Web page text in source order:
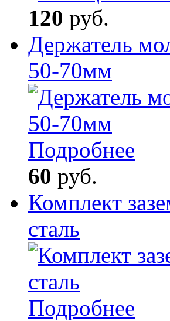
120 руб.
Держатель
50-70мм
Подробнее
60 руб.
Комплект
сталь
Подробнее